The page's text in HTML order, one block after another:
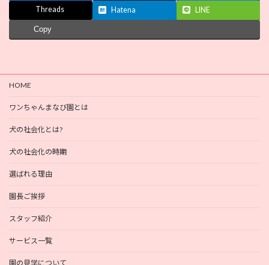
Threads Hatena LINE
Copy
HOME
ワンちゃんまなび園とは
犬の社会化とは?
犬の社会化の時期
選ばれる理由
園長ご挨拶
スタッフ紹介
サービス一覧
園の見学について